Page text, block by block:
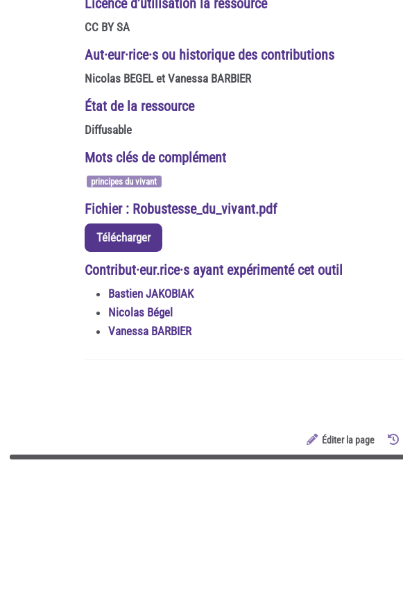
CC BY SA
Aut·eur·rice·s ou historique des contributions
Nicolas BEGEL et Vanessa BARBIER
État de la ressource
Diffusable
Mots clés de complément
principes du vivant
Fichier : Robustesse_du_vivant.pdf
Télécharger
Contribut·eur.rice·s ayant expérimenté cet outil
Bastien JAKOBIAK
Nicolas Bégel
Vanessa BARBIER
Éditer la page